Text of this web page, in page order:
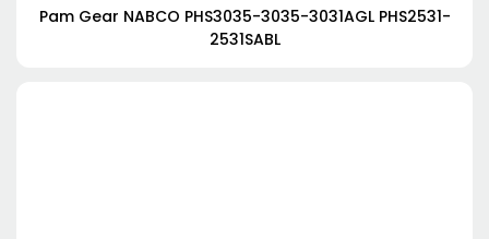
Pam Gear NABCO PHS3035-3035-3031AGL PHS2531-
2531SABL